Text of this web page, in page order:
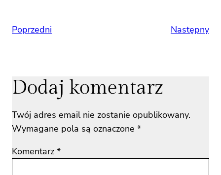
Poprzedni Następny
Dodaj komentarz
Twój adres email nie zostanie opublikowany.
Wymagane pola są oznaczone *
Komentarz *